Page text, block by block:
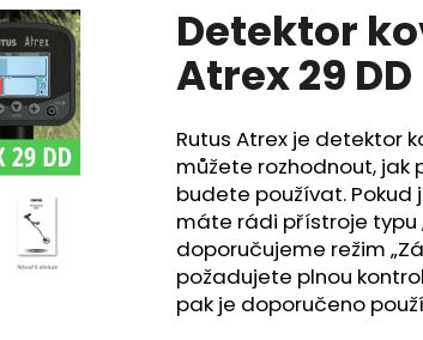
Detektor
Atrex 29 DD
Rutus Atrex je detektor
můžete rozhodnout, jak
budete používat.
máte rádi přístroje typu
doporučujeme režim
požadujete plnou
pak je doporučeno
HLEDAT